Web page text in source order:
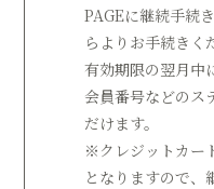
PAGEに継続手続
らよりお手続きく
有効期限の翌月中
会員番号などのス
だけます。
※クレジットカー
となりますので、